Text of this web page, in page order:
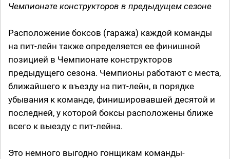
Чемпионате конструкторов в предыдущем сезоне
Расположение боксов (гаража) каждой команды
на пит-лейн также определяется ее финишной
позицией в Чемпионате конструкторов
предыдущего сезона. Чемпионы работают с места,
ближайшего к въезду на пит-лейн, в порядке
убывания к команде, финишировавшей десятой и
последней, у которой боксы расположены ближе
всего к выезду с пит-лейна.
Это немного выгодно гонщикам команды-